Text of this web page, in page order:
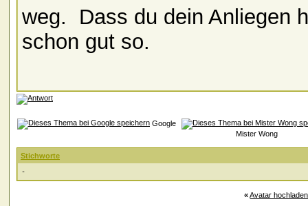
weg.
Dass du dein Anliegen
schon gut so.
Google
Mister Wong
Stichworte
-
« Avatar